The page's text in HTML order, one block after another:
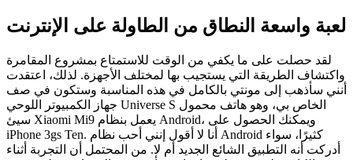
لعبة واسعة النطاق من الطاولة على الإنترنت
لقد حصلت على ما يكفي من الوقت للاستمتاع بمشروع المقامرة
واكتشاف الطريقة التي يستجيب بها لمختلف الأجهزة. لذلك، اعتقدت
أنني سأذهب إلى مونتي بالكامل في هذه المناسبة وستكون في صف
جهاز الكمبيوتر اللوحي Universe S الخاص بي، وهو هاتف محمول
سيئ Xiaomi Mi9 يعمل بنظام Android، ويمكنك الحصول على
iPhone 3gs Ten. أنا لا أقول إنني أحب نظام Android كثيرًا، سواء
أدركت أنه التطبيق الشائع الجديد أم لا. من المحتمل أن التجربة أثناء